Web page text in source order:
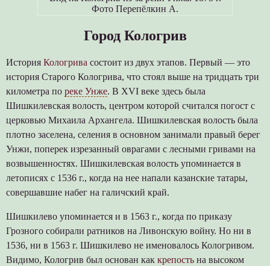
Фото Перепёлкин А.
Город Кологрив
История Кологривасостоит из двух этапов. Первый — это
история Старого Кологрива, что стоял выше на тридцать три
километра по реке Унже. В XVI веке здесь была
Шишкилевская волость, центром которой считался погост с
церковью Михаила Архангела. Шишкилевская волость была
плотно заселена, селения в основном занимали правый берег
Унжи, поперек изрезанный оврагами с лесными гривами на
возвышенностях. Шишкилевская волость упоминается в
летописях с 1536 г., когда на нее напали казанские татары,
совершавшие набег на галичский край.
Шишкилево упоминается и в 1563 г., когда по приказу
Грозного собирали ратников на Ливонскую войну. Но ни в
1536, ни в 1563 г. Шишкилево не именовалось Кологривом.
Видимо, Кологрив был основан как крепостьна высоком